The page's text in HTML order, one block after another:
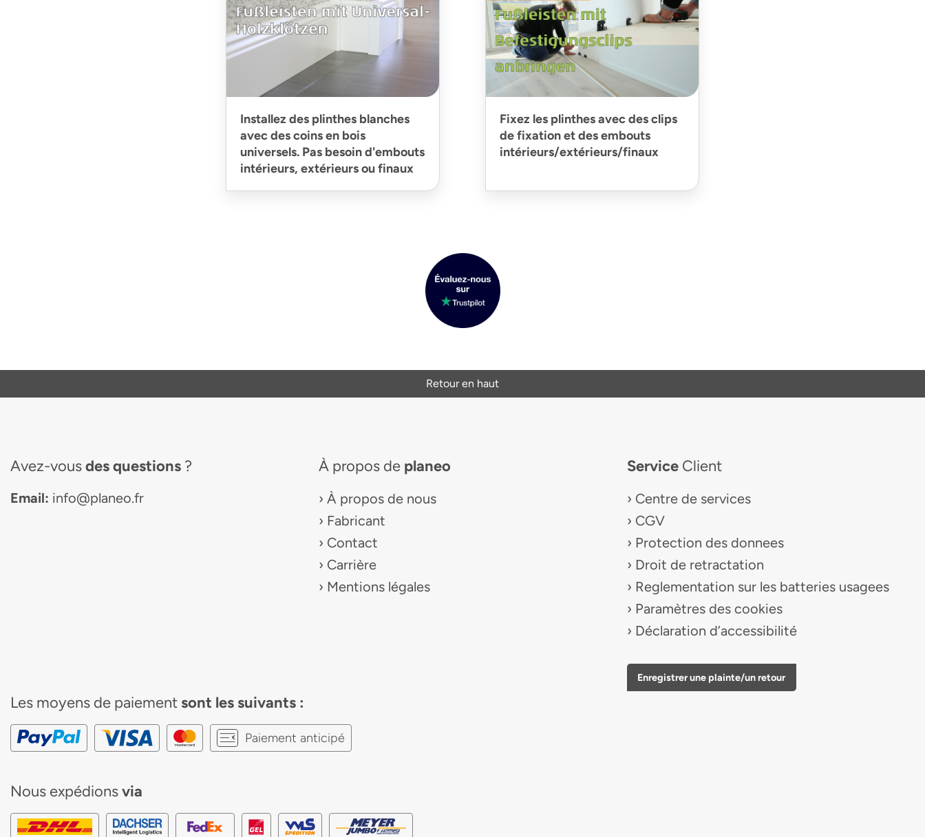
Installez des plinthes blanches
avec des coins en bois
universels. Pas besoin d'embouts
intérieurs, extérieurs ou finaux
Fixez les plinthes avec des clips
de fixation et des embouts
intérieurs/extérieurs/finaux
Retour en haut
Avez-vousdes questions ?
Email: info@planeo.fr
À propos de planeo
À propos de nous
Fabricant
Contact
Carrière
Mentions légales
ServiceClient
Centre de services
CGV
Protection des donnees
Droit de retractation
Reglementation sur les batteries usagees
Paramètres des cookies
Déclaration d’accessibilité
Enregistrer une plainte/un retour
Les moyens de paiement sont les suivants :
Paiement anticipé
Nous expédionsvia